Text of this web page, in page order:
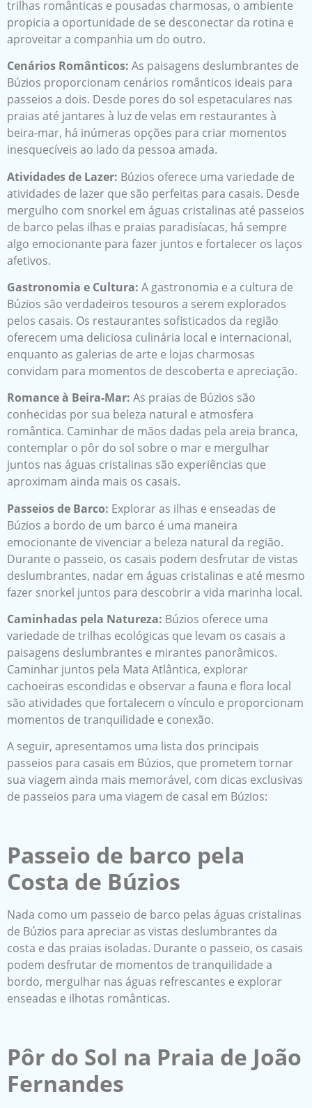
trilhas românticas e pousadas charmosas, o ambiente
propicia a oportunidade de se desconectar da rotina e
aproveitar a companhia um do outro.
Cenários Românticos: As paisagens deslumbrantes de
Búzios proporcionam cenários românticos ideais para
passeios a dois. Desde pores do sol espetaculares nas
praias até jantares à luz de velas em restaurantes à
beira-mar, há inúmeras opções para criar momentos
inesquecíveis ao lado da pessoa amada.
Atividades de Lazer: Búzios oferece uma variedade de
atividades de lazer que são perfeitas para casais. Desde
mergulho com snorkel em águas cristalinas até passeios
de barco pelas ilhas e praias paradisíacas, há sempre
algo emocionante para fazer juntos e fortalecer os laços
afetivos.
Gastronomia e Cultura: A gastronomia e a cultura de
Búzios são verdadeiros tesouros a serem explorados
pelos casais. Os restaurantes sofisticados da região
oferecem uma deliciosa culinária local e internacional,
enquanto as galerias de arte e lojas charmosas
convidam para momentos de descoberta e apreciação.
Romance à Beira-Mar: As praias de Búzios são
conhecidas por sua beleza natural e atmosfera
romântica. Caminhar de mãos dadas pela areia branca,
contemplar o pôr do sol sobre o mar e mergulhar
juntos nas águas cristalinas são experiências que
aproximam ainda mais os casais.
Passeios de Barco: Explorar as ilhas e enseadas de
Búzios a bordo de um barco é uma maneira
emocionante de vivenciar a beleza natural da região.
Durante o passeio, os casais podem desfrutar de vistas
deslumbrantes, nadar em águas cristalinas e até mesmo
fazer snorkel juntos para descobrir a vida marinha local.
Caminhadas pela Natureza: Búzios oferece uma
variedade de trilhas ecológicas que levam os casais a
paisagens deslumbrantes e mirantes panorâmicos.
Caminhar juntos pela Mata Atlântica, explorar
cachoeiras escondidas e observar a fauna e flora local
são atividades que fortalecem o vínculo e proporcionam
momentos de tranquilidade e conexão.
A seguir, apresentamos uma lista dos principais
passeios para casais em Búzios, que prometem tornar
sua viagem ainda mais memorável, com dicas exclusivas
de passeios para uma viagem de casal em Búzios:
Passeio de barco pela
Costa de Búzios
Nada como um passeio de barco pelas águas cristalinas
de Búzios para apreciar as vistas deslumbrantes da
costa e das praias isoladas. Durante o passeio, os casais
podem desfrutar de momentos de tranquilidade a
bordo, mergulhar nas águas refrescantes e explorar
enseadas e ilhotas românticas.
Pôr do Sol na Praia de João
Fernandes